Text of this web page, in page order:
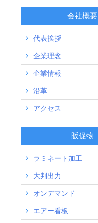
会社概要
代表挨拶
企業理念
企業情報
沿革
アクセス
販促物
ラミネート加工
大判出力
オンデマンド
エアー看板